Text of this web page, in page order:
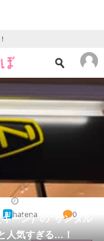
ーン）の“サンダル
と人気すぎる…！
hatena 0